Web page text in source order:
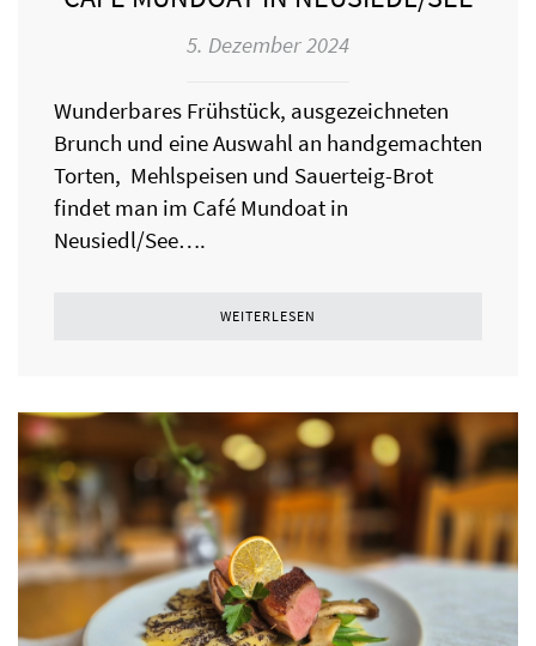
5. Dezember 2024
Wunderbares Frühstück, ausgezeichneten
Brunch und eine Auswahl an handgemachten
Torten, Mehlspeisen und Sauerteig-Brot
findet man im Café Mundoat in
Neusiedl/See….
WEITERLESEN